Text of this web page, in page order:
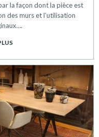
la façon dont la pièce est
des murs et l’utilisation